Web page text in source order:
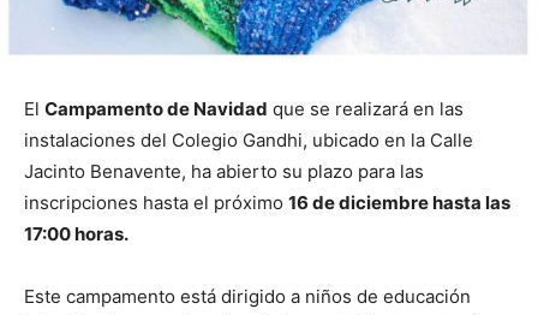
El Campamento de Navidad que se realizará en las
instalaciones del Colegio Gandhi, ubicado en la Calle
Jacinto Benavente, ha abierto su plazo para las
inscripciones hasta el próximo 16 de diciembre hasta las
17:00 horas.
Este campamento está dirigido a niños de educación